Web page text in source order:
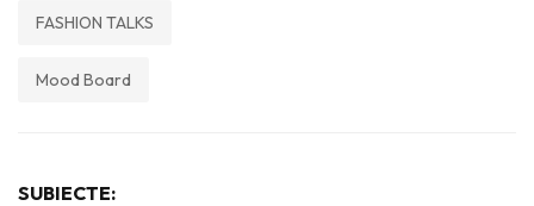
FASHION TALKS
Mood Board
SUBIECTE: